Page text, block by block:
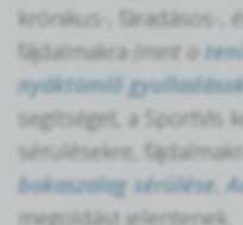
krónikus-, fáradásos-,
fájdalmakra (mint a
nyáktömlő gyulladások
segítséget, a SportVis
sérülésekre,
bokaszalag sérülése
megoldást jelentenek.